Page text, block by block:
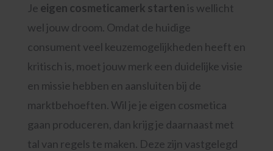
Je eigen cosmeticamerk starten is wellicht
wel jouw droom. Omdat de huidige
consument veel keuzemogelijkheden heeft en
kritisch is, moet jouw merk een duidelijke visie
en missie hebben en aansluiten bij de
marktbehoeften. Wil je je eigen cosmetica
gaan produceren, dan krijg je daarnaast met
tal van regels te maken. Deze zijn vastgelegd